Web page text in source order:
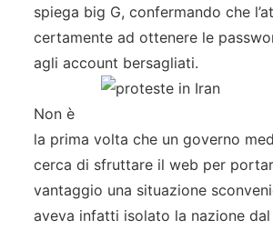
spiega big G, confermando che
certamente ad ottenere le
agli account bersagliati.
Non è
la prima volta che un governo
cerca di sfruttare il web per
vantaggio una situazione
aveva infatti isolato la nazione